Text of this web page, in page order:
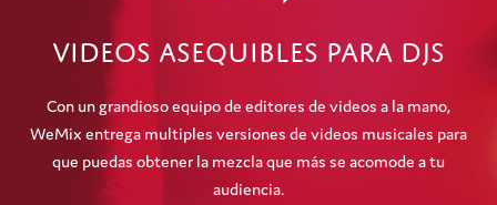
Videos asequibles para DJs
Con un grandioso equipo de editores de videos a la mano,
WeMix entrega multiples versiones de videos musicales para
que puedas obtener la mezcla que más se acomode a tu
audiencia.